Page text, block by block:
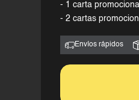
- 1 carta
- 2 cartas
Envíos rápidos